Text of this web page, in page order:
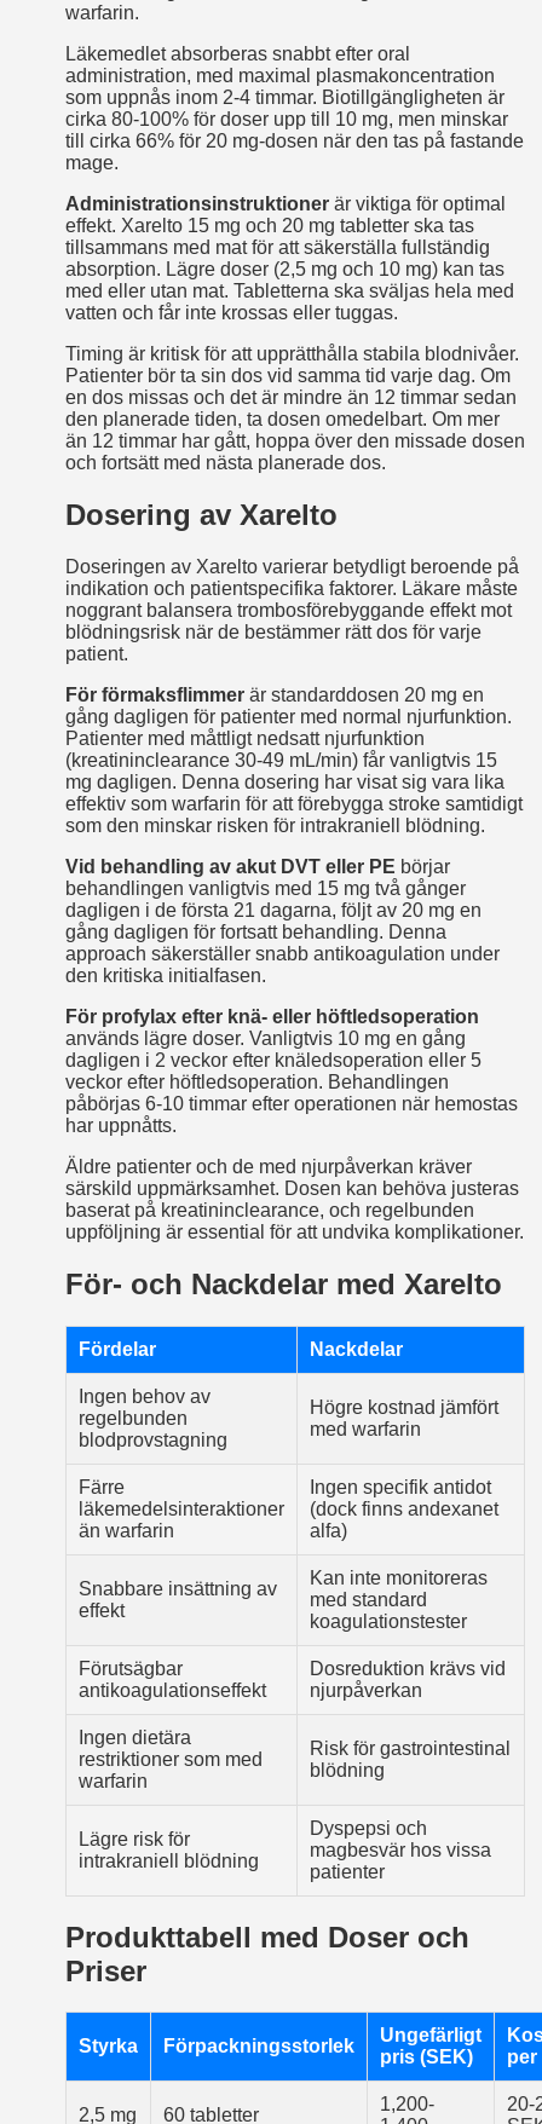
warfarin.
Läkemedlet absorberas snabbt efter oral
administration, med maximal plasmakoncentration
som uppnås inom 2-4 timmar. Biotillgängligheten är
cirka 80-100% för doser upp till 10 mg, men minskar
till cirka 66% för 20 mg-dosen när den tas på fastande
mage.
Administrationsinstruktionerär viktiga för optimal
effekt. Xarelto 15 mg och 20 mg tabletter ska tas
tillsammans med mat för att säkerställa fullständig
absorption. Lägre doser (2,5 mg och 10 mg) kan tas
med eller utan mat. Tabletterna ska sväljas hela med
vatten och får inte krossas eller tuggas.
Timing är kritisk för att upprätthålla stabila blodnivåer.
Patienter bör ta sin dos vid samma tid varje dag. Om
en dos missas och det är mindre än 12 timmar sedan
den planerade tiden, ta dosen omedelbart. Om mer
än 12 timmar har gått, hoppa över den missade dosen
och fortsätt med nästa planerade dos.
Dosering av Xarelto
Doseringen av Xarelto varierar betydligt beroende på
indikation och patientspecifika faktorer. Läkare måste
noggrant balansera trombosförebyggande effekt mot
blödningsrisk när de bestämmer rätt dos för varje
patient.
För förmaksflimmerär standarddosen 20 mg en
gång dagligen för patienter med normal njurfunktion.
Patienter med måttligt nedsatt njurfunktion
(kreatininclearance 30-49 mL/min) får vanligtvis 15
mg dagligen. Denna dosering har visat sig vara lika
effektiv som warfarin för att förebygga stroke samtidigt
som den minskar risken för intrakraniell blödning.
Vid behandling av akut DVT eller PE börjar
behandlingen vanligtvis med 15 mg två gånger
dagligen i de första 21 dagarna, följt av 20 mg en
gång dagligen för fortsatt behandling. Denna
approach säkerställer snabb antikoagulation under
den kritiska initialfasen.
För profylax efter knä- eller höftledsoperation
används lägre doser. Vanligtvis 10 mg en gång
dagligen i 2 veckor efter knäledsoperation eller 5
veckor efter höftledsoperation. Behandlingen
påbörjas 6-10 timmar efter operationen när hemostas
har uppnåtts.
Äldre patienter och de med njurpåverkan kräver
särskild uppmärksamhet. Dosen kan behöva justeras
baserat på kreatininclearance, och regelbunden
uppföljning är essential för att undvika komplikationer.
För- och Nackdelar med Xarelto
Fördelar Nackdelar
Ingen behov av
regelbunden
blodprovstagning
Högre kostnad jämfört
med warfarin
Färre
läkemedelsinteraktioner
än warfarin
Ingen specifik antidot
(dock finns andexanet
alfa)
Snabbare insättning av
effekt
Kan inte monitoreras
med standard
koagulationstester
Förutsägbar
antikoagulationseffekt
Dosreduktion krävs vid
njurpåverkan
Ingen dietära
restriktioner som med
warfarin
Risk för gastrointestinal
blödning
Lägre risk för
intrakraniell blödning
Dyspepsi och
magbesvär hos vissa
patienter
Produkttabell med Doser och
Priser
Styrka Förpackningsstorlek
Ungefärligt
pris (SEK)
per
2,5 mg 60 tabletter
1,200-
20-